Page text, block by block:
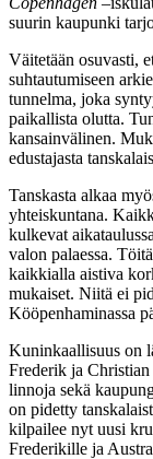
suurin kaupunki
Väitetään osuvasti,
suhtautumiseen
tunnelma, joka
paikallista olutta.
kansainvälinen.
edustajasta
Tanskasta alkaa
yhteiskuntana.
kulkevat
valon palaessa.
kaikkialla aistiva
mukaiset. Niitä ei
Kööpenhaminassa
Kuninkaallisuus on
Frederik ja
linnoja sekä
on pidetty
kilpailee nyt uusi
Frederikille ja